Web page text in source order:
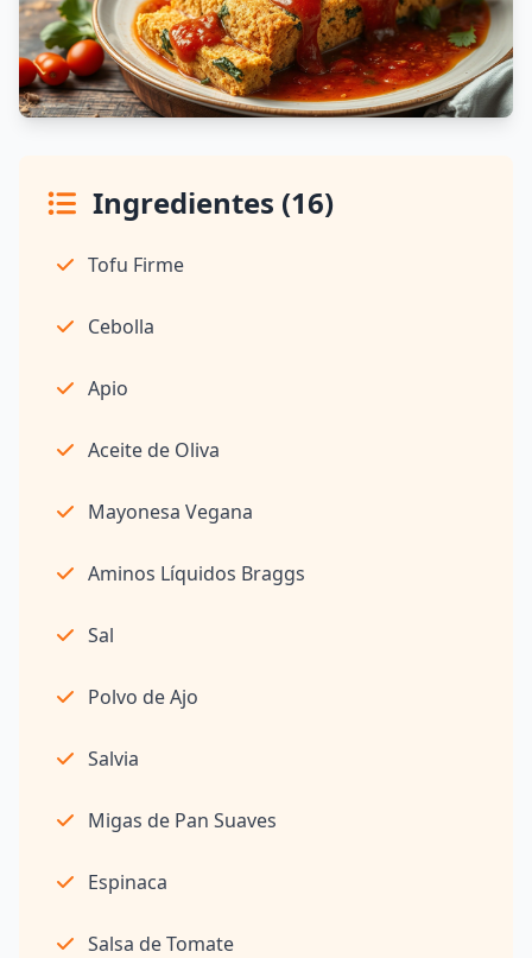
Ingredientes (16)
Tofu Firme
Cebolla
Apio
Aceite de Oliva
Mayonesa Vegana
Aminos Líquidos Braggs
Sal
Polvo de Ajo
Salvia
Migas de Pan Suaves
Espinaca
Salsa de Tomate